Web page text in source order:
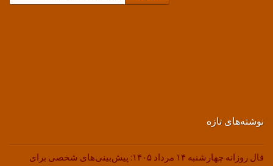
نوشته‌های تازه
فال روزانه چهارشنبه ۱۴ مرداد ۱۴۰۵: پیش‌بینی‌های شخصی برای